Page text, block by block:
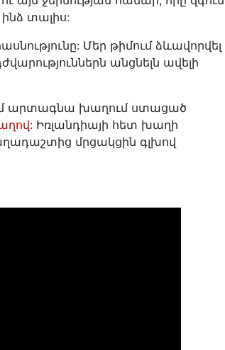
տալիս:
Մեր թիմում ձևավորվել
անցնելն ավելի
արտագնա խաղում ստացած
Իռլանդիայի հետ խաղի
մրցակցին գլխով